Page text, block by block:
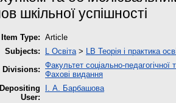
шкільної успішності
Item Type: Article
Subjects:
L Освіта> LB Теорія і практика
Divisions: Факультет соціально-педагогічної
Фахові видання
Depositing
User:
І. А. Барбашова